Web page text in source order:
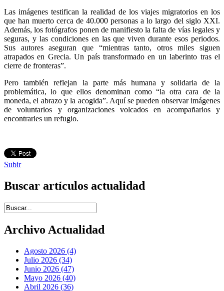
Las imágenes testifican la realidad de los viajes migratorios en los
que han muerto cerca de 40.000 personas a lo largo del siglo XXI.
Además, los fotógrafos ponen de manifiesto la falta de vías legales y
seguras, y las condiciones en las que viven durante esos periodos.
Sus autores aseguran que “mientras tanto, otros miles siguen
atrapados en Grecia. Un país transformado en un laberinto tras el
cierre de fronteras”.
Pero también reflejan la parte más humana y solidaria de la
problemática, lo que ellos denominan como “la otra cara de la
moneda, el abrazo y la acogida”. Aquí se pueden observar imágenes
de voluntarios y organizaciones volcados en acompañarlos y
encontrarles un refugio.
Subir
Buscar artículos actualidad
Introduce términos de búsqueda
Archivo Actualidad
Agosto 2026 (4)
Julio 2026 (34)
Junio 2026 (47)
Mayo 2026 (40)
Abril 2026 (36)